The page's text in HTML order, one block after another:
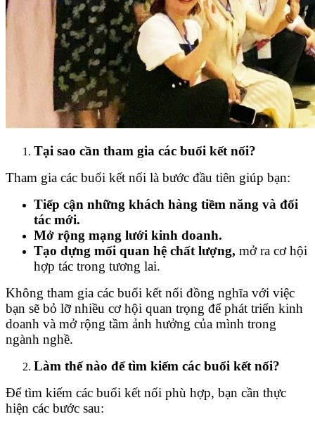
Tại sao cần tham gia các buổi kết nối?
Tham gia các buổi kết nối là bước đầu tiên giúp bạn:
Tiếp cận những khách hàng tiềm năng và đối
tác mới.
Mở rộng mạng lưới kinh doanh.
Tạo dựng mối quan hệ chất lượng, mở ra cơ hội
hợp tác trong tương lai.
Không tham gia các buổi kết nối đồng nghĩa với việc
bạn sẽ bỏ lỡ nhiều cơ hội quan trọng để phát triển kinh
doanh và mở rộng tầm ảnh hưởng của mình trong
ngành nghề.
Làm thế nào để tìm kiếm các buổi kết nối?
Để tìm kiếm các buổi kết nối phù hợp, bạn cần thực
hiện các bước sau: